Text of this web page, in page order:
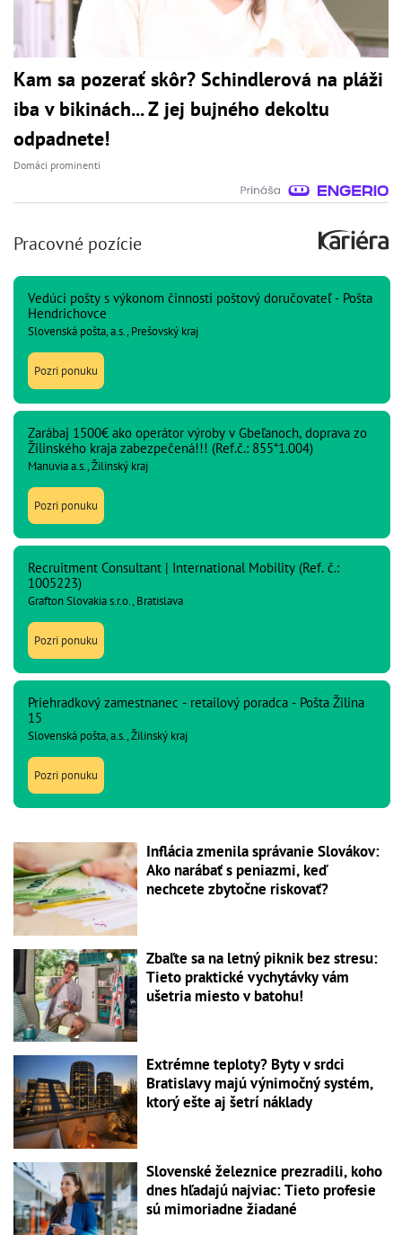
Kam sa pozerať skôr? Schindlerová na pláži
iba v bikinách... Z jej bujného dekoltu
odpadnete!
Domáci prominenti
Pracovné pozície
Vedúci pošty s výkonom činnosti poštový doručovateľ - Pošta
Hendrichovce
Slovenská pošta, a.s., Prešovský kraj
Pozri ponuku
Zarábaj 1500€ ako operátor výroby v Gbeľanoch, doprava zo
Žilinského kraja zabezpečená!!! (Ref.č.: 855*1.004)
Manuvia a.s., Žilinský kraj
Pozri ponuku
Recruitment Consultant | International Mobility (Ref. č.:
1005223)
Grafton Slovakia s.r.o., Bratislava
Pozri ponuku
Priehradkový zamestnanec - retailový poradca - Pošta Žilina
15
Slovenská pošta, a.s., Žilinský kraj
Pozri ponuku
Inflácia zmenila správanie Slovákov:
Ako narábať s peniazmi, keď
nechcete zbytočne riskovať?
Zbaľte sa na letný piknik bez stresu:
Tieto praktické vychytávky vám
ušetria miesto v batohu!
Extrémne teploty? Byty v srdci
Bratislavy majú výnimočný systém,
ktorý ešte aj šetrí náklady
Slovenské železnice prezradili, koho
dnes hľadajú najviac: Tieto profesie
sú mimoriadne žiadané